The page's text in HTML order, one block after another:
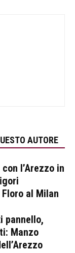
AUTORE
l’Arezzo in
al Milan
pannello,
Manzo